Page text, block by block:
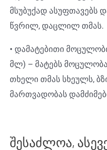
მსუბუქად ასუფთავებს
წვრილ, დაცლილ თმას.
• დამატებითი
მლ) – მატებს
თხელი თმას სხეულს,
მართვადობას
შესაძლოა,